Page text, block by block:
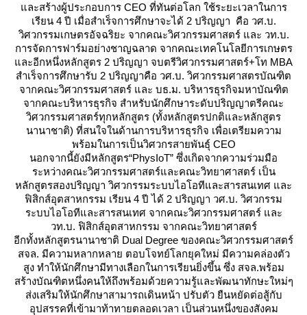
ละสร้างผู้ประกอบการ CEO ที่ทันต่อโลก ใช้ระยะเวลาในการ
เรียน 4 ปี เมื่อสำเร็จการศึกษาจะได้ 2 ปริญญา คือ วศ.บ.
วิศวกรรมเกษตรอัจฉริยะ จากคณะวิศวกรรมศาสตร์ และ วท.บ.
การจัดการฟาร์มอย่างชาญฉลาด จากคณะเทคโนโลยีการเกษตร
ละอีกหนึ่งหลักสูตร 2 ปริญญา จบตรีวิศวกรรมศาสตร์+โท MBA
สำเร็จการศึกษารับ 2 ปริญญาคือ วศ.บ. วิศวกรรมศาสตรบัณฑิต
จากคณะวิศวกรรมศาสตร์ และ บธ.ม. บริหารธุรกิจมหาบัณฑิต
จากคณะบริหารธุรกิจ สำหรับนักศึกษาระดับปริญญาตรีคณะ
วิศวกรรมศาสตร์ทุกหลักสูตร (ทั้งหลักสูตรปกติและหลักสูตร
นานาชาติ) ที่สนใจในด้านการบริหารธุรกิจ เพื่อเตรียมความ
พร้อมในการเป็นวิศวกรสายพันธุ์ CEO
นอกจากนี้ยังมีหลักสูตร“PhysIoT” ซึ่งเกิดจากความร่วมมือ
ระหว่างคณะวิศวกรรมศาสตร์และคณะวิทยาศาสตร์ เป็น
หลักสูตรสองปริญญา วิศวกรรมระบบไอโอทีและสารสนเทศ และ
ฟิสิกส์อุตสาหกรรม เรียน 4 ปี ได้ 2 ปริญญา วศ.บ. วิศวกรรม
ระบบไอโอทีและสารสนเทศ จากคณะวิศวกรรมศาสตร์ และ
วท.บ. ฟิสิกส์อุตสาหกรรม จากคณะวิทยาศาสตร์
อีกทั้งหลักสูตรนานาชาติ Dual Degree ของคณะวิศวกรรมศาสตร์
สจล. มีความหลากหลาย ตอบโจทย์โลกยุคใหม่ มีความคล่องตัว
สูง ทำให้นักศึกษามีทางเลือกในการเรียนยิ่งขึ้น ซึ่ง สจล.พร้อม
สร้างบัณฑิตหนึ่งคนให้ถึงพร้อมด้วยความรู้และพัฒนาทักษะใหม่ๆ
ส่งเสริมให้นักศึกษาสามารถเดินหน้า ปรับตัว ยืนหยัดต่อสู้กับ
อุปสรรคที่เข้ามาท้าทายตลอดเวลา เป็นส่วนหนึ่งของสังคม